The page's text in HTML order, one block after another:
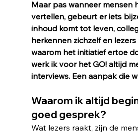
Maar pas wanneer mensen
vertellen, gebeurt er iets
inhoud komt tot leven,
herkennen zichzelf en
waarom het initiatief ertoe
werk ik voor het GO! altijd
interviews. Een aanpak die
Waarom ik altijd
goed gesprek?
Wat lezers raakt, zijn de